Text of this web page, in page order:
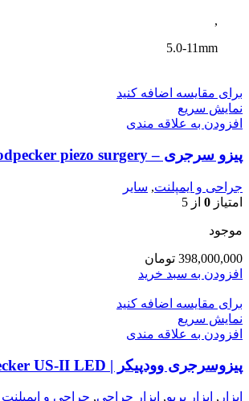
,
5.0-11mm
برای مقایسه اضافه کنید
نمایش سریع
افزودن به علاقه مندی
پیزو سرجری – woodpecker piezo surgery
جراحی و ایمپلنت, سایر
امتیاز 0 از 5
موجود
398,000,000 تومان
افزودن به سبد خرید
برای مقایسه اضافه کنید
نمایش سریع
افزودن به علاقه مندی
پیزوسرجری وودپیکر | Woodpecker US-II LED
ابزار , ابزار پریو, ابزار جراحی, جراحی و ایمپلنت